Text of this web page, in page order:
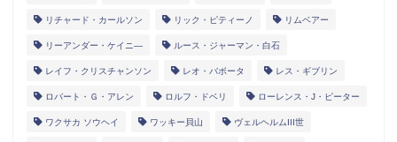
リチャード・カールソン リック・ピティーノ リムベアー
リーアンダー・ケイニ― ルース・ジャーマン・白石
レイフ・クリスチャンソン レオ・バボータ レス・ギブリン
ロバート・Ｇ・アレン ロルフ・ドベリ ローレンス・J・ピーター
ワクサカ ソウヘイ ワッキー貝山 ヴェルヘルムIII世